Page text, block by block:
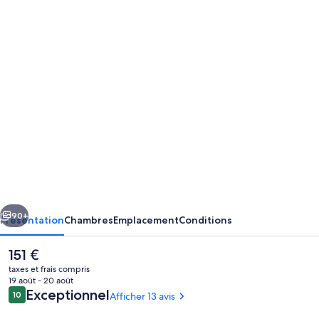
Suivant
90+
PrésentationChambresEmplacementConditions
Le
prix
actuel
est
de
151 €
taxes et frais compris
19 août - 20 août
Avis
voyageurs
1010 sur 10
ExceptionnelAfficher 13 avis